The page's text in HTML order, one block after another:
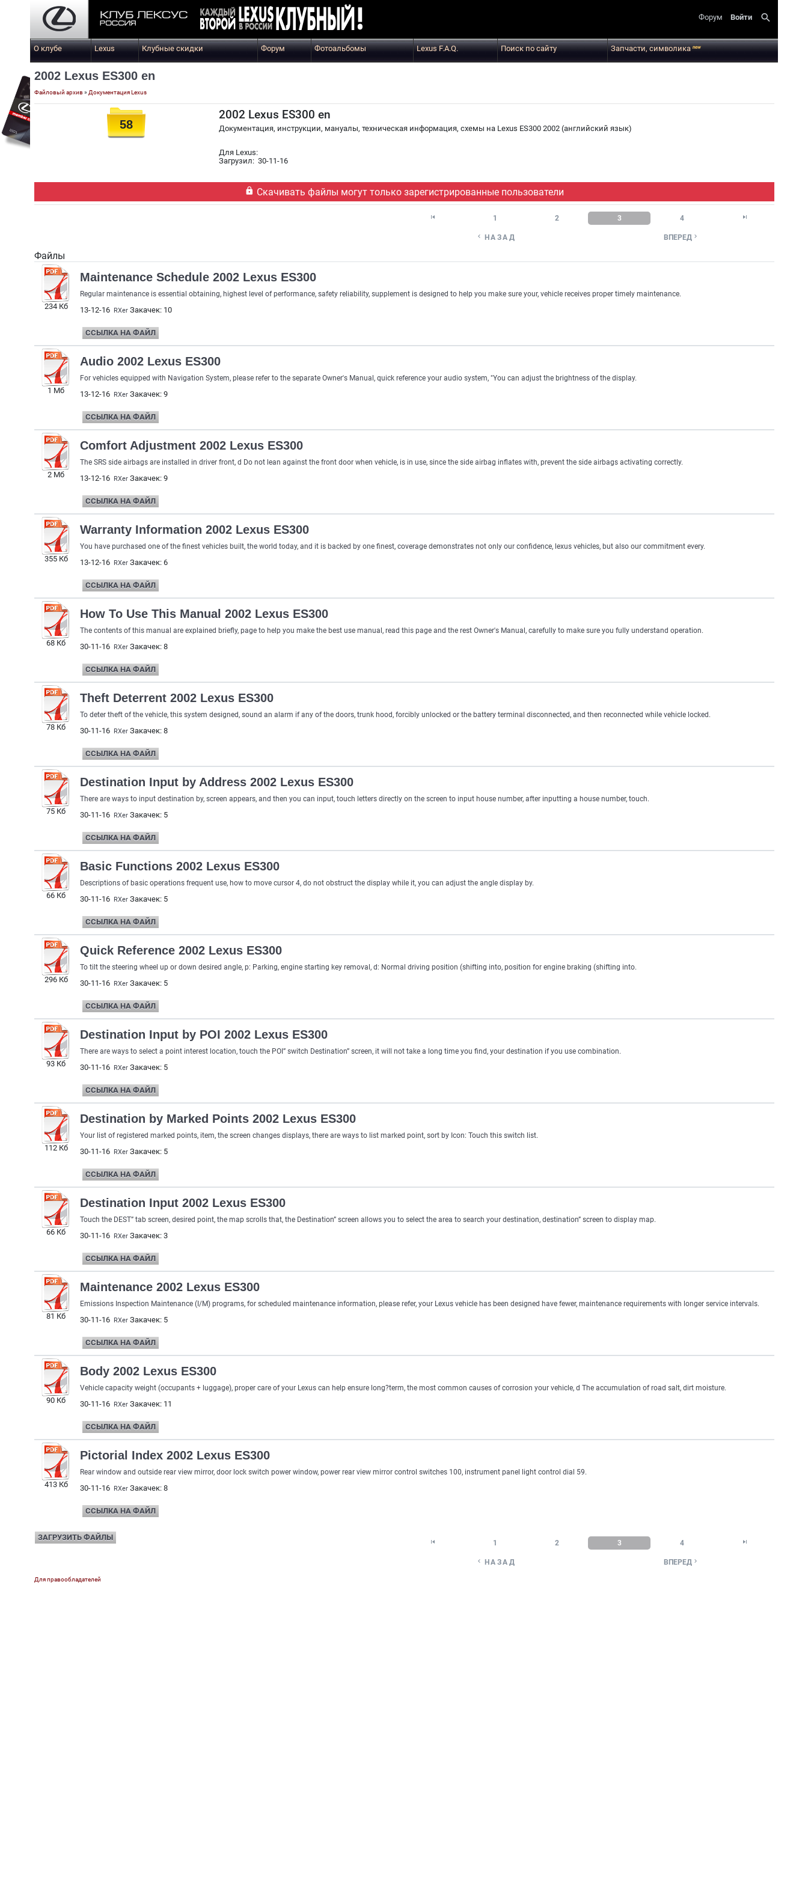
Форум Войти search
О клубе Lexus Клубные скидки Форум Фотоальбомы Lexus F.A.Q. Поиск по сайту Запчасти, символикаnew
2002 Lexus ES300 en
Файловый архив» Документация Lexus
58
2002 Lexus ES300 en
Документация, инструкции, мануалы, техническая информация, схемы на Lexus ES300 2002 (английский язык)
Для Lexus:
Загрузил: 30-11-16
 Скачивать файлы могут только зарегистрированные пользователи
 1 2 3 4 
 НАЗАД ВПЕРЕД 
Файлы
234 Кб
Maintenance Schedule 2002 Lexus ES300
Regular maintenance is essential obtaining, highest level of performance, safety reliability, supplement is designed to help you make sure your, vehicle receives proper timely maintenance.
13-12-16 RXer Закачек: 10
ССЫЛКА НА ФАЙЛ
1 Мб
Audio 2002 Lexus ES300
For vehicles equipped with Navigation System, please refer to the separate Owner's Manual, quick reference your audio system, "You can adjust the brightness of the display.
13-12-16 RXer Закачек: 9
ССЫЛКА НА ФАЙЛ
2 Мб
Comfort Adjustment 2002 Lexus ES300
The SRS side airbags are installed in driver front, d Do not lean against the front door when vehicle, is in use, since the side airbag inflates with, prevent the side airbags activating correctly.
13-12-16 RXer Закачек: 9
ССЫЛКА НА ФАЙЛ
355 Кб
Warranty Information 2002 Lexus ES300
You have purchased one of the finest vehicles built, the world today, and it is backed by one finest, coverage demonstrates not only our confidence, lexus vehicles, but also our commitment every.
13-12-16 RXer Закачек: 6
ССЫЛКА НА ФАЙЛ
68 Кб
How To Use This Manual 2002 Lexus ES300
The contents of this manual are explained briefly, page to help you make the best use manual, read this page and the rest Owner's Manual, carefully to make sure you fully understand operation.
30-11-16 RXer Закачек: 8
ССЫЛКА НА ФАЙЛ
78 Кб
Theft Deterrent 2002 Lexus ES300
To deter theft of the vehicle, this system designed, sound an alarm if any of the doors, trunk hood, forcibly unlocked or the battery terminal disconnected, and then reconnected while vehicle locked.
30-11-16 RXer Закачек: 8
ССЫЛКА НА ФАЙЛ
75 Кб
Destination Input by Address 2002 Lexus ES300
There are ways to input destination by, screen appears, and then you can input, touch letters directly on the screen to input house number, after inputting a house number, touch.
30-11-16 RXer Закачек: 5
ССЫЛКА НА ФАЙЛ
66 Кб
Basic Functions 2002 Lexus ES300
Descriptions of basic operations frequent use, how to move cursor 4, do not obstruct the display while it, you can adjust the angle display by.
30-11-16 RXer Закачек: 5
ССЫЛКА НА ФАЙЛ
296 Кб
Quick Reference 2002 Lexus ES300
To tilt the steering wheel up or down desired angle, p: Parking, engine starting key removal, d: Normal driving position (shifting into, position for engine braking (shifting into.
30-11-16 RXer Закачек: 5
ССЫЛКА НА ФАЙЛ
93 Кб
Destination Input by POI 2002 Lexus ES300
There are ways to select a point interest location, touch the POI” switch Destination” screen, it will not take a long time you find, your destination if you use combination.
30-11-16 RXer Закачек: 5
ССЫЛКА НА ФАЙЛ
112 Кб
Destination by Marked Points 2002 Lexus ES300
Your list of registered marked points, item, the screen changes displays, there are ways to list marked point, sort by Icon: Touch this switch list.
30-11-16 RXer Закачек: 5
ССЫЛКА НА ФАЙЛ
66 Кб
Destination Input 2002 Lexus ES300
Touch the DEST” tab screen, desired point, the map scrolls that, the Destination” screen allows you to select the area to search your destination, destination” screen to display map.
30-11-16 RXer Закачек: 3
ССЫЛКА НА ФАЙЛ
81 Кб
Maintenance 2002 Lexus ES300
Emissions Inspection Maintenance (I/M) programs, for scheduled maintenance information, please refer, your Lexus vehicle has been designed have fewer, maintenance requirements with longer service intervals.
30-11-16 RXer Закачек: 5
ССЫЛКА НА ФАЙЛ
90 Кб
Body 2002 Lexus ES300
Vehicle capacity weight (occupants + luggage), proper care of your Lexus can help ensure long?term, the most common causes of corrosion your vehicle, d The accumulation of road salt, dirt moisture.
30-11-16 RXer Закачек: 11
ССЫЛКА НА ФАЙЛ
413 Кб
Pictorial Index 2002 Lexus ES300
Rear window and outside rear view mirror, door lock switch power window, power rear view mirror control switches 100, instrument panel light control dial 59.
30-11-16 RXer Закачек: 8
ССЫЛКА НА ФАЙЛ
ЗАГРУЗИТЬ ФАЙЛЫ  1 2 3 4 
 НАЗАД ВПЕРЕД 
Для правообладателей